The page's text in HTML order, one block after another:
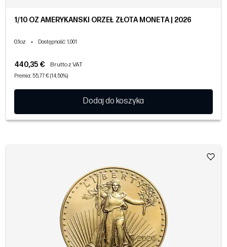
1/10 OZ AMERYKAŃSKI ORZEŁ ZŁOTA MONETA | 2026
0.1oz • Dostępność: 1,001
440,35 € Brutto z VAT
Premia: 55,77 € (14,50%)
Dodaj do koszyka